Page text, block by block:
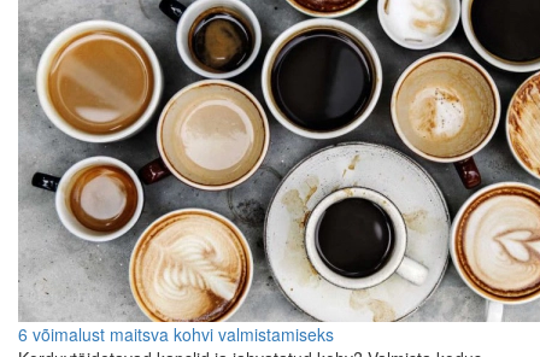
6 võimalust maitsva kohvi valmistamiseks